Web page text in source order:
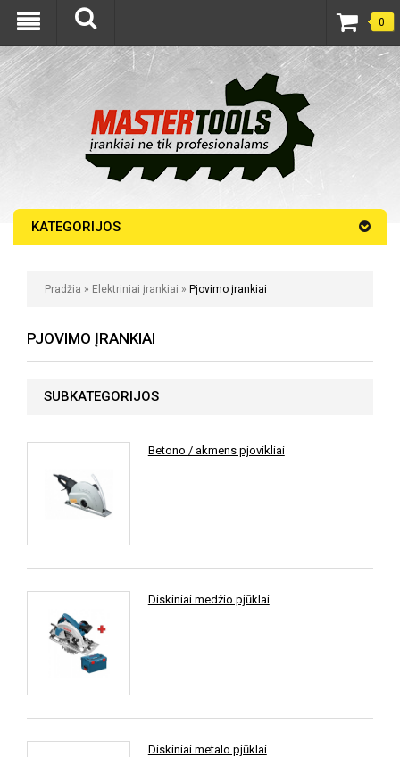
0
KATEGORIJOS
Pradžia » Elektriniai įrankiai » Pjovimo įrankiai
PJOVIMO ĮRANKIAI
SUBKATEGORIJOS
Betono / akmens pjovikliai
Diskiniai medžio pjūklai
Diskiniai metalo pjūklai